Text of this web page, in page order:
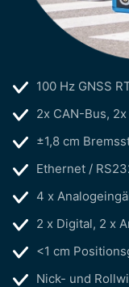
100 Hz GNSS
2x CAN-Bus,
±1,8 cm
Ethernet /
4 x
2 x Digital, 2 x
<1 cm
Nick- und